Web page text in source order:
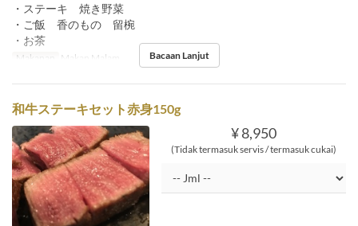
・ステーキ 焼き野菜
・ご飯 香のもの 留椀
・お茶
Makanan Makan Malam Bacaan Lanjut
和牛ステーキセット赤身150g
¥ 8,950
(Tidak termasuk servis / termasuk cukai)